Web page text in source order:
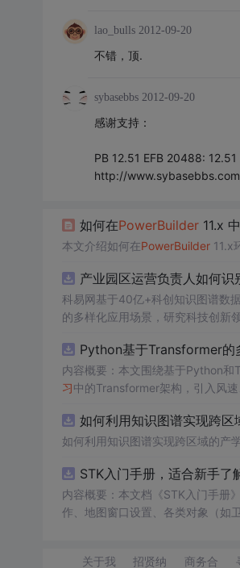
lao_bulls 2012-09-20
不错，顶.
sybasebbs 2012-09-20
感谢支持：
PB 12.51 EFB 20488:
http://
如何在PowerBuilder11.x
本文介绍如何在PowerBuilder11.x
产业园区运营负责人如何
科易网基于40亿+科创知识图谱数
的多样化应用场景，研究科技创新
Python基于Transformer的
内容概要：本文围绕基于Python
习中的Transformer架构，引入风
该技术是机器学习与新能源领域深度融合
础，熟悉主流深度学习框架（如
②作为科研项目的技术蓝本，用于
所提供的代码实现进行动手实践，
如何利用知识图谱实现跨
如何利用知识图谱实现跨区域的产
STK入门手册，适合新手了
内容概要：本文档《STK入门手册
作、地图窗口设置、各类对象（如
景及动画演示等功能，帮助用户进
关于我
招贤纳
商务合